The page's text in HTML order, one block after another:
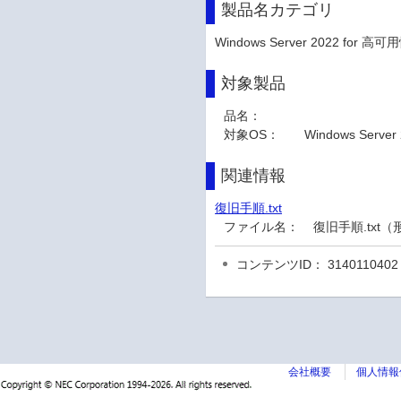
製品名カテゴリ
Windows Server 2022 for 高可
対象製品
品名：
対象OS：
Windows Server
関連情報
復旧手順.txt
ファイル名：
復旧手順.txt（
コンテンツID： 3140110402
会社概要 個人情